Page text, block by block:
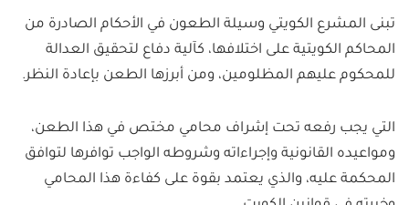
تبنى المشرع الكويتي وسيلة الطعون في الأحكام الصادرة من
المحاكم الكويتية على اختلافها، كآلية دفاع لتحقيق العدالة
للمحكوم عليهم المظلومين، ومن أبرزها الطعن بإعادة النظر.
التي يجب رفعه تحت إشراف محامي مختص في هذا الطعن،
ومواعيده القانونية وإجراءاته وشروطه الواجب توافرها لتوافق
المحكمة عليه، والذي يعتمد بقوة على كفاءة هذا المحامي